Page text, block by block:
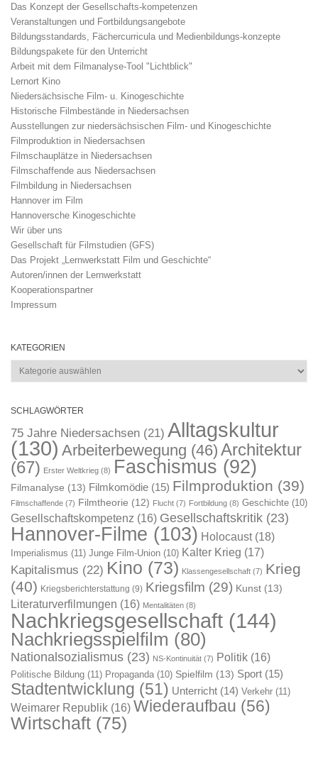
Das Konzept der Gesellschafts-kompetenzen
Veranstaltungen und Fortbildungsangebote
Bildungsstandards, Fächercurricula und Medienbildungs-konzepte
Bildungspakete für den Unterricht
Arbeit mit dem Filmanalyse-Tool "Lichtblick"
Lernort Kino
Niedersächsische Film- u. Kinogeschichte
Historische Filmbestände in Niedersachsen
Ausstellungen zur niedersächsischen Film- und Kinogeschichte
Filmproduktion in Niedersachsen
Filmschauplätze in Niedersachsen
Filmschaffende aus Niedersachsen
Filmbildung in Niedersachsen
Hannover im Film
Hannoversche Kinogeschichte
Wir über uns
Gesellschaft für Filmstudien (GFS)
Das Projekt „Lernwerkstatt Film und Geschichte“
Autoren/innen der Lernwerkstatt
Kooperationspartner
Impressum
KATEGORIEN
Kategorien
SCHLAGWÖRTER
75 Jahre Niedersachsen (21) Alltagskultur
(130) Arbeiterbewegung (46) Architektur
(67) Erster Weltkrieg (8) Faschismus (92)
Filmanalyse (13) Filmkomödie (15) Filmproduktion (39)
Filmschaffende (7) Filmtheorie (12) Flucht (7) Fortbildung (8) Geschichte (10)
Gesellschaftskompetenz (16) Gesellschaftskritik (23)
Hannover-Filme (103) Holocaust(18)
Imperialismus (11) Junge Film-Union (10) Kalter Krieg (17)
Kapitalismus (22) Kino (73) Klassengesellschaft (7) Krieg
(40) Kriegsberichterstattung (9) Kriegsfilm (29) Kunst (13)
Literaturverfilmungen (16) Mentalitäten (8)
Nachkriegsgesellschaft (144)
Nachkriegsspielfilm (80)
Nationalsozialismus (23) NS-Kontinuität (7) Politik (16)
Politische Bildung (11) Propaganda (10) Spielfilm (13) Sport (15)
Stadtentwicklung (51) Unterricht (14) Verkehr (11)
Weimarer Republik (16) Wiederaufbau (56)
Wirtschaft (75)